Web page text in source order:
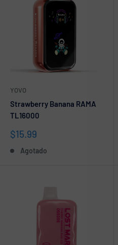
YOVO
Strawberry Banana RAMA
TL16000
Precio
venta
$15.99
Agotado